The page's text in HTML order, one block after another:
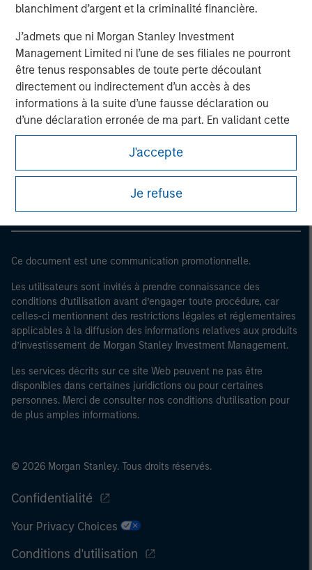
blanchiment d’argent et la criminalité financière.
J’admets que ni Morgan Stanley Investment
Management Limited ni l’une de ses filiales ne pourront
être tenus responsables de toute perte découlant
directement ou indirectement d’un accès à des
informations à la suite d’une fausse déclaration ou
d’une déclaration erronée de ma part. En validant cette
déclaration, je confirme également accepterles
, que j’ai lues et comprises. Si la
déclaration ci-dessus est correcte, merci de cliquer sur
« J’accepte » ci-dessous pour continuer. Dans le cas
J'accepte
Je refuse
Morgan Stanley Careers
Ce document est une communication promotionnelle.
Les utilisateurs sont invités à prendre connaissance des
conditions d’utilisation avant d’engager toute procédure, car
celles-ci mentionnent des restrictions légales et réglementaires
applicables à la diffusion des informations relatives aux produits
d’investissement de Morgan Stanley Investment Management.
Les services décrits sur ce site Web peuvent ne pas être
disponibles dans certaines juridictions ou pour certaines
personnes. Merci de consulter nos conditions d’utilisation pour
de plus amples informations.
© 2026 Morgan Stanley. Tous droits réservés.
Confidentialité
Your Privacy Choices
Conditions d'utilisation